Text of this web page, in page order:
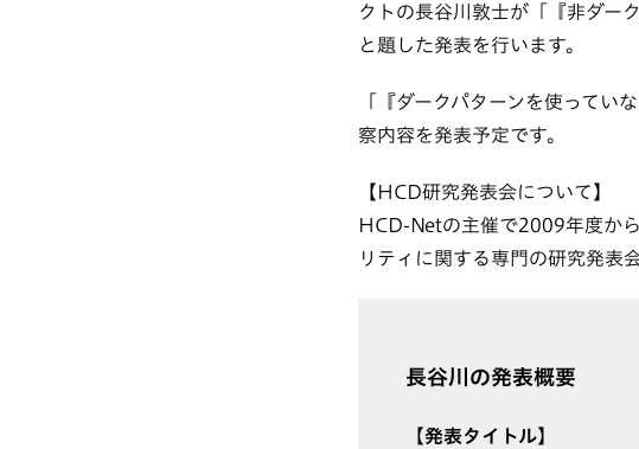
クトの長谷川敦士が「『非ダー
と題した発表を行います。
「『ダークパターンを使ってい
察内容を発表予定です。
【HCD研究発表会について】
HCD-Netの主催で2009年度か
リティに関する専門の研究発表会
長谷川の発表概要
【発表タイトル】